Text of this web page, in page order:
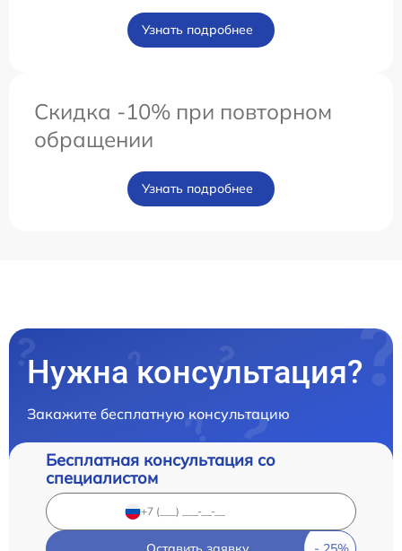
Узнать подробнее
Скидка -10% при повторном
обращении
Узнать подробнее
Нужна консультация?
Закажите бесплатную консультацию
Бесплатная консультация со
специалистом